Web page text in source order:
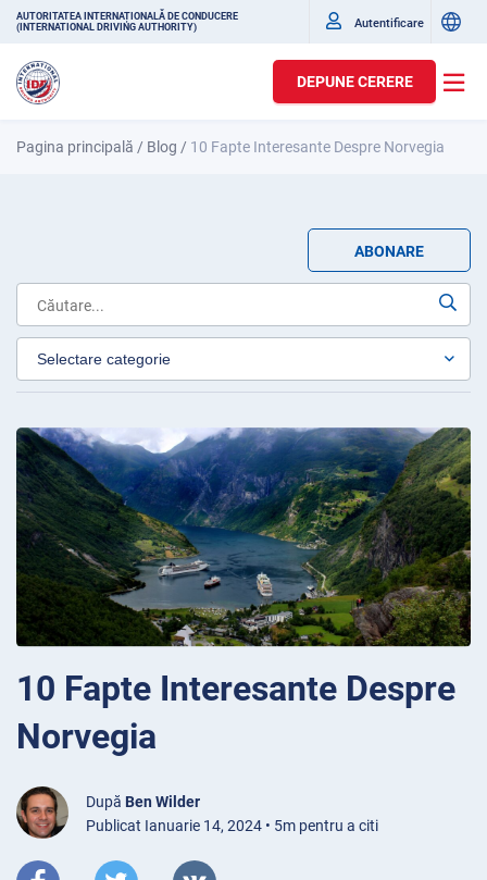
AUTORITATEA INTERNAȚIONALĂ DE CONDUCERE
(INTERNATIONAL DRIVING AUTHORITY)
Autentificare
DEPUNE CERERE
Pagina principală / Blog / 10 Fapte Interesante Despre Norvegia
ABONARE
10 Fapte Interesante Despre
Norvegia
După Ben Wilder
Publicat Ianuarie 14, 2024 • 5m pentru a citi